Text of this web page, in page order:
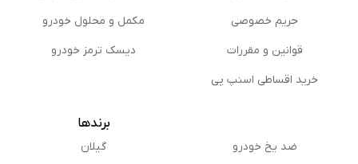
حریم خصوصی
قوانین و مقررات
خرید اقساطی اسنپ پی
مكمل و محلول خودرو
دیسک ترمز خودرو
ضد یخ خودرو
برندها
گیلان